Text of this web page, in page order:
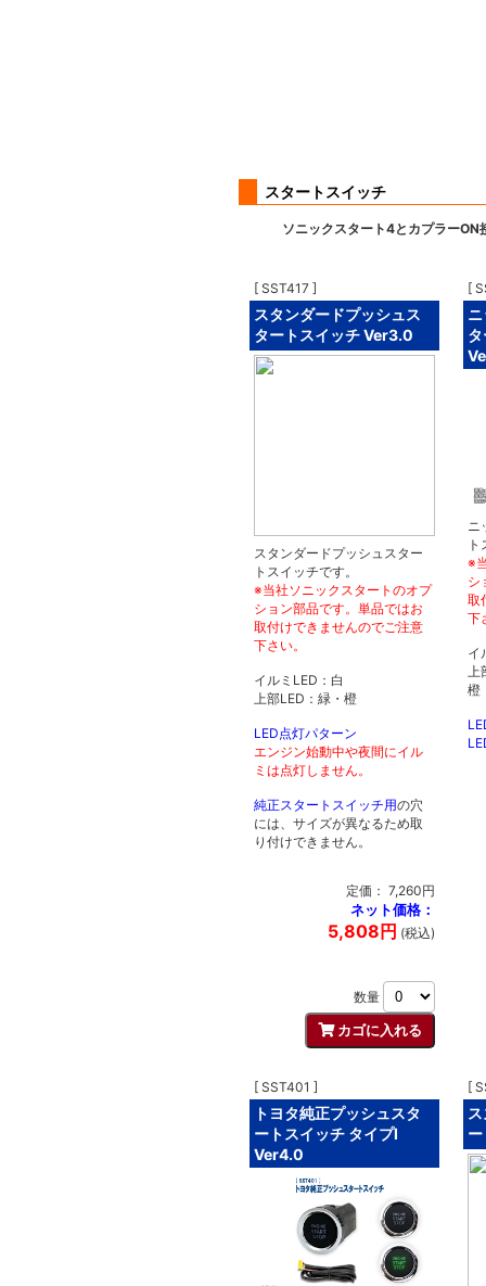
スタートスイッチ
ソニックスタート4とカプラーON接
[ SST417 ]
スタンダードプッシュス
タートスイッチ Ver3.0
スタンダードプッシュスター
トスイッチです。
※当社ソニックスタートのオプ
ション部品です。単品ではお
取付けできませんのでご注意
下さい。
イルミLED：白
上部LED：緑・橙
LED点灯パターン
エンジン始動中や夜間にイル
ミは点灯しません。
純正スタートスイッチ用の穴
には、サイズが異なるため取
り付けできません。
定価： 7,260円
ネット価格：
5,808円 (税込)
数量
[
ニ
※
シ
取
下
イ
上
橙
[ SST401 ]
トヨタ純正プッシュスタ
ートスイッチ タイプI
Ver4.0
[